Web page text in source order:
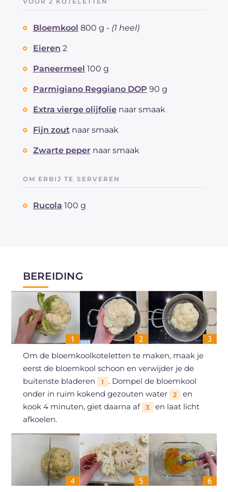
Bloemkool 800 g - (1 heel)
Eieren 2
Paneermeel 100 g
Parmigiano Reggiano DOP 90 g
Extra vierge olijfolie naar smaak
Fijn zout naar smaak
Zwarte peper naar smaak
OM ERBIJ TE SERVEREN
Rucola 100 g
BEREIDING
Om de bloemkoolkoteletten te maken, maak je
eerst de bloemkool schoon en verwijder je de
buitenste bladeren
1
. Dompel de bloemkool
onder in ruim kokend gezouten water
2
en
kook 4 minuten, giet daarna af
3
en laat licht
afkoelen.